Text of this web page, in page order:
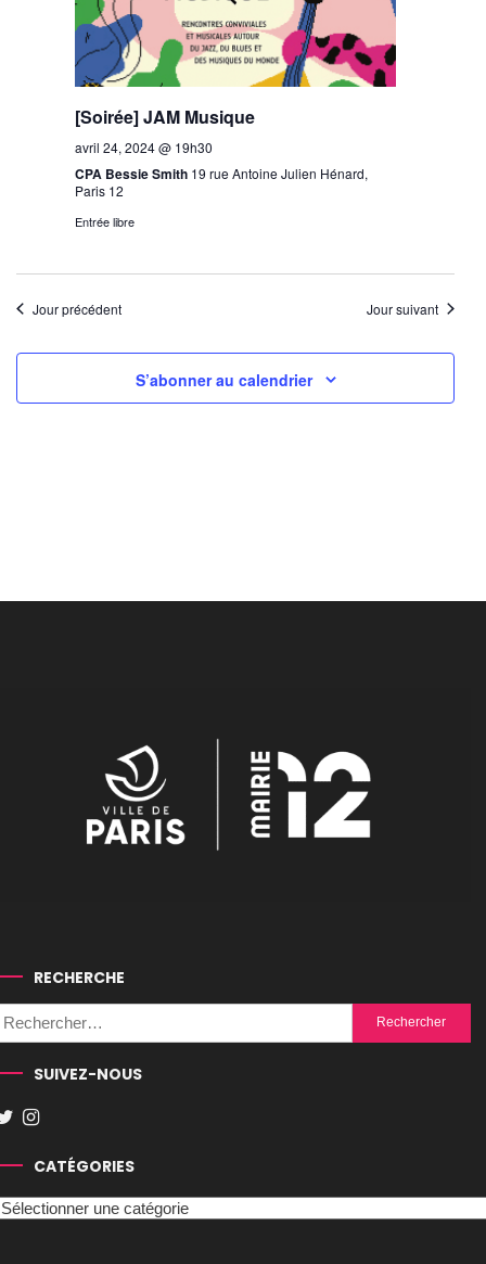
[Soirée] JAM Musique
avril 24, 2024 @ 19h30
CPA Bessie Smith 19 rue Antoine Julien Hénard,
Paris 12
Entrée libre
Jour précédent Jour suivant
S’abonner au calendrier
RECHERCHE
Rechercher :
SUIVEZ-NOUS
CATÉGORIES